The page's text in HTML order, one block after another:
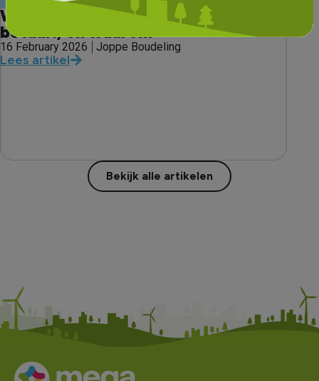
Wat je in 2026 voor energie
betaalt, en waarom
16 February 2026 Joppe Boudeling
Lees artikel
Bekijk alle artikelen